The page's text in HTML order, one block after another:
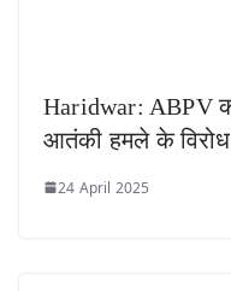
Haridwar: ABPV
आतंकी हमले के विरोध
24 April 2025